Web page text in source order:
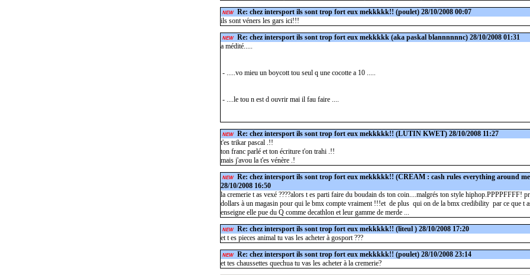
NEW Re: chez intersport ils sont trop fort eux mekkkkk!! (poulet) 28/10/2008 00:07
ils sont véners les gars ici!!!
NEW Re: chez intersport ils sont trop fort eux mekkkkk (aka paskal blannnnnnc) 28/10/2008 01:31
a médité.....
- .....vo mieu un boycott tou seul q une cocotte a 10 .....
- ....le tou n est d ouvrir mai il fau faire ....
NEW Re: chez intersport ils sont trop fort eux mekkkkk!! (LUTIN KWET) 28/10/2008 11:27
t'es trikar pascal .!!
ton franc parlé et ton écriture t'on trahi .!!
mais j'avou la t'es vénère .!
NEW Re: chez intersport ils sont trop fort eux mekkkkk!! (CREAM : cash rules everything around
28/10/2008 16:50
la cremerie t as vexé ????alors t es parti faire du boudain ds ton coin....malgrés ton style hiphop.PPPPFFFF!
dollars à un magasin pour qui le bmx compte vraiment !!!et de plus qui on de la bmx credibility par ce que t
enseigne elle pue du Q comme decathlon et leur gamme de merde ...
NEW Re: chez intersport ils sont trop fort eux mekkkkk!! (liteul ) 28/10/2008 17:20
et t es pieces animal tu vas les acheter à gosport ???
NEW Re: chez intersport ils sont trop fort eux mekkkkk!! (poulet) 28/10/2008 23:14
et tes chaussettes quechua tu vas les acheter à la cremerie?